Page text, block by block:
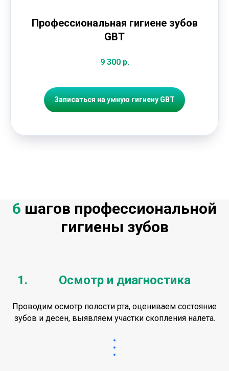
Профессиональная гигиене зубов
GBT
9 300 р.
Записаться на умную гигиену GBT
6 шагов профессиональной
гигиены зубов
Осмотр и диагностика
Проводим осмотр полости рта, оцениваем состояние
зубов и десен, выявляем участки скопления налета.